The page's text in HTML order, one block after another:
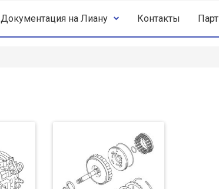
Документация на Лиану Контакты